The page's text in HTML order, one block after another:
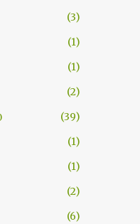
3
1
1
2
39
1
1
2
6